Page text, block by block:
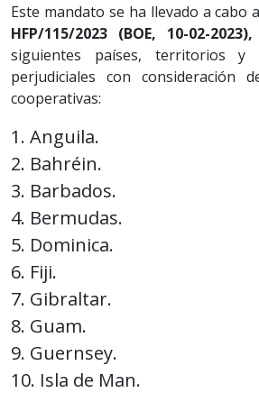
Este mandato se ha llevado a cabo
HFP/115/2023 (BOE, 10-02-
siguientes países, territorios y
perjudiciales con consideración
cooperativas:
1. Anguila.
2. Bahréin.
3. Barbados.
4. Bermudas.
5. Dominica.
6. Fiji.
7. Gibraltar.
8. Guam.
9. Guernsey.
10. Isla de Man.